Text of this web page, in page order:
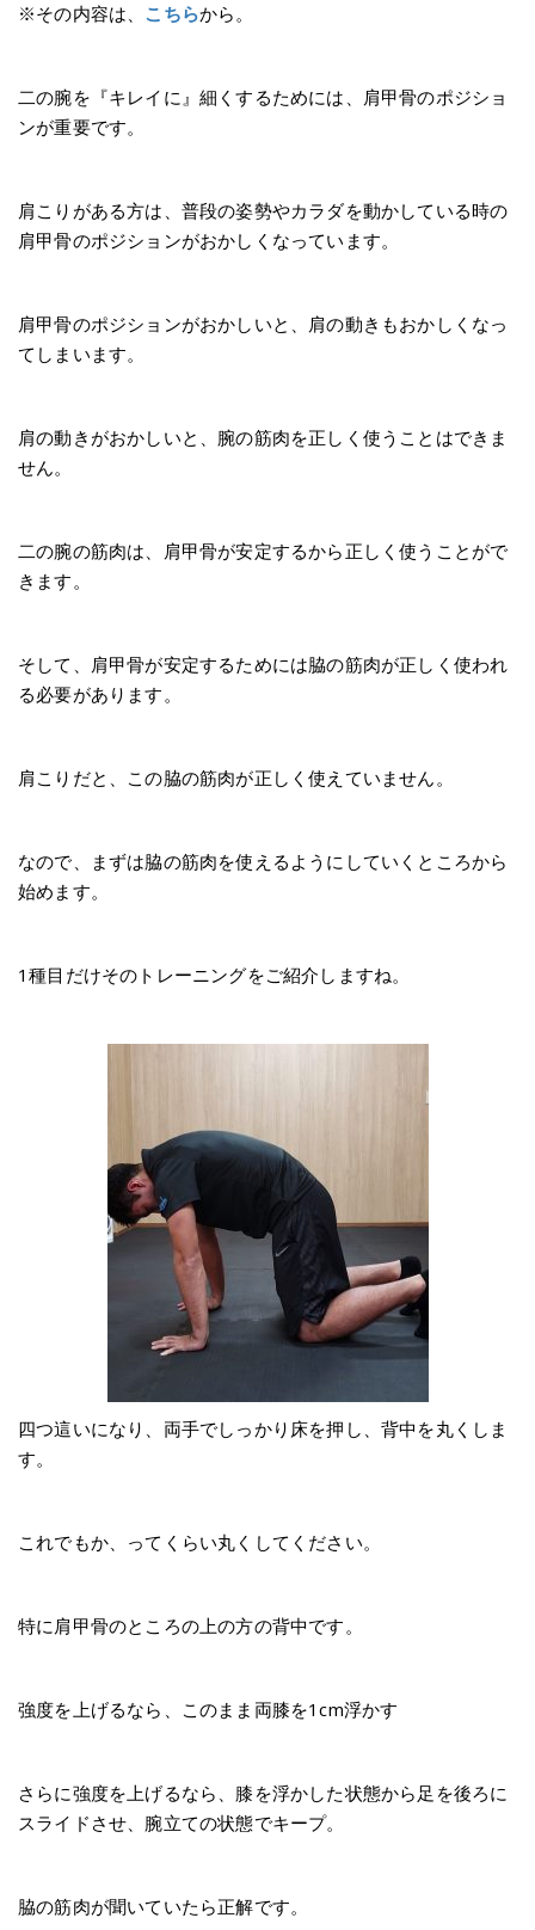
※その内容は、 こちらから。
二の腕を『キレイに』細くするためには、肩甲骨のポジショ
ンが重要です。
肩こりがある方は、普段の姿勢やカラダを動かしている時の
肩甲骨のポジションがおかしくなっています。
肩甲骨のポジションがおかしいと、肩の動きもおかしくなっ
てしまいます。
肩の動きがおかしいと、腕の筋肉を正しく使うことはできま
せん。
二の腕の筋肉は、肩甲骨が安定するから正しく使うことがで
きます。
そして、肩甲骨が安定するためには脇の筋肉が正しく使われ
る必要があります。
肩こりだと、この脇の筋肉が正しく使えていません。
なので、まずは脇の筋肉を使えるようにしていくところから
始めます。
1種目だけそのトレーニングをご紹介しますね。
四つ這いになり、両手でしっかり床を押し、背中を丸くしま
す。
これでもか、ってくらい丸くしてください。
特に肩甲骨のところの上の方の背中です。
強度を上げるなら、このまま両膝を1cm浮かす
さらに強度を上げるなら、膝を浮かした状態から足を後ろに
スライドさせ、腕立ての状態でキープ。
脇の筋肉が聞いていたら正解です。